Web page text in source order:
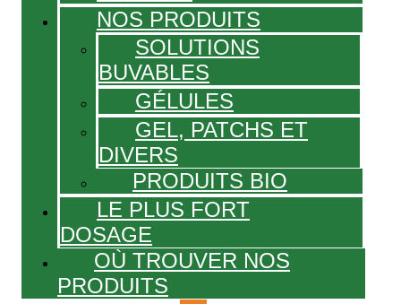
NOS PRODUITS
SOLUTIONS
BUVABLES
GÉLULES
GEL, PATCHS ET
DIVERS
PRODUITS BIO
LE PLUS FORT
DOSAGE
OÙ TROUVER NOS
PRODUITS